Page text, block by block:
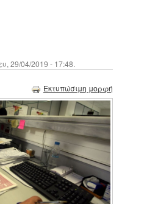
29/04/2019 - 17:48.
Εκτυπώσιμη μορφή